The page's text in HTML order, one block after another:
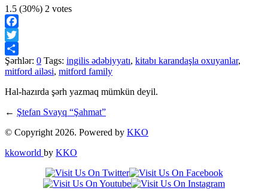
1.5 (30%) 2 votes
Facebook
Twitter
Share
Şərhlər: 0 Tags: ingilis ədəbiyyatı, kitabı karandaşla oxuyanlar,
mitford ailəsi, mitford family
Hal-hazırda şərh yazmaq mümkün deyil.
← Ştefan Svayq “Şahmat”
© Copyright 2026. Powered by KKO
kkoworld by KKO